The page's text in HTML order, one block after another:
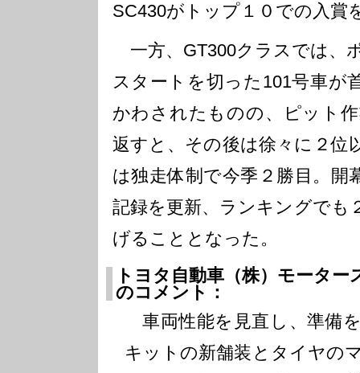
SC430がトップ１０での入賞
一方、GT300クラスでは、
スタートを切った101号車が
かわされたものの、ピット
返すと、その後は徐々に２位
は独走体制で今季２勝目。開
記録を更新、ランキングでも
げることとなった。
トヨタ自動車（株）モータ
のコメント：
車両性能を見直し、準備
キットの新舗装とタイヤの